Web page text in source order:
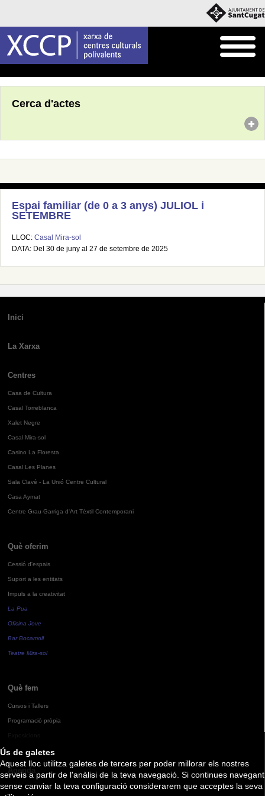
Ús de galetes
Aquest lloc utilitza galetes de tercers per poder millorar els nostres
serveis a partir de l'anàlisi de la teva navegació. Si continues navegant
sense canviar la teva configuració considerarem que acceptes la seva
Cerca d'actes
Espai familiar (de 0 a 3 anys) JULIOL i
SETEMBRE
LLOC: Casal Mira-sol
DATA: Del 30 de juny al 27 de setembre de 2025
Inici
La Xarxa
Centres
Casa de Cultura
Casal Torreblanca
Xalet Negre
Casal Mira-sol
Casino La Floresta
Casal Les Planes
Sala Clavé - La Unió Centre Cultural
Casa Aymat
Centre Grau-Garriga d'Art Tèxtil Contemporani
Què oferim
Cessió d'espais
Suport a les entitats
Impuls a la creativitat
La Pua
Oficina Jove
Bar Bocamoll
Teatre Mira-sol
Què fem
Cursos i Tallers
Programació pròpia
Agenda